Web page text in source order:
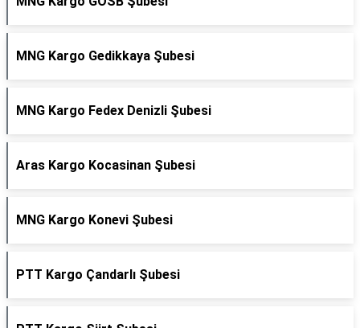
MNG Kargo Gedikkaya Şubesi
MNG Kargo Fedex Denizli Şubesi
Aras Kargo Kocasinan Şubesi
MNG Kargo Konevi Şubesi
PTT Kargo Çandarlı Şubesi